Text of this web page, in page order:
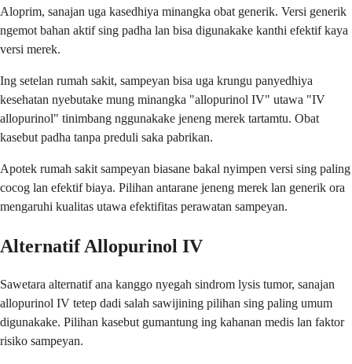
Aloprim, sanajan uga kasedhiya minangka obat generik. Versi generik
ngemot bahan aktif sing padha lan bisa digunakake kanthi efektif kaya
versi merek.
Ing setelan rumah sakit, sampeyan bisa uga krungu panyedhiya
kesehatan nyebutake mung minangka "allopurinol IV" utawa "IV
allopurinol" tinimbang nggunakake jeneng merek tartamtu. Obat
kasebut padha tanpa preduli saka pabrikan.
Apotek rumah sakit sampeyan biasane bakal nyimpen versi sing paling
cocog lan efektif biaya. Pilihan antarane jeneng merek lan generik ora
mengaruhi kualitas utawa efektifitas perawatan sampeyan.
Alternatif Allopurinol IV
Sawetara alternatif ana kanggo nyegah sindrom lysis tumor, sanajan
allopurinol IV tetep dadi salah sawijining pilihan sing paling umum
digunakake. Pilihan kasebut gumantung ing kahanan medis lan faktor
risiko sampeyan.